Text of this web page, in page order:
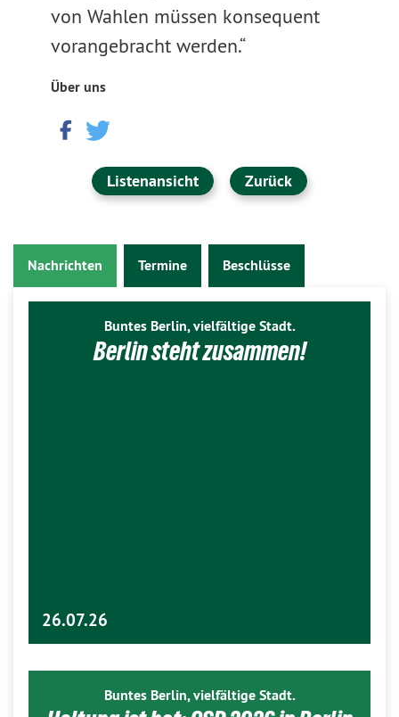
von Wahlen müssen konsequent
vorangebracht werden.“
Über uns
Listenansicht Zurück
Nachrichten Termine Beschlüsse
Buntes Berlin, vielfältige Stadt.
Berlin steht zusammen!
26.07.26
Buntes Berlin, vielfältige Stadt.